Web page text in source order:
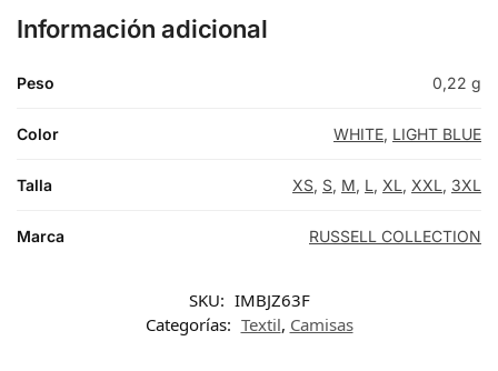
Información adicional
Peso 0,22 g
Color WHITE, LIGHT BLUE
Talla XS, S, M, L, XL, XXL, 3XL
Marca RUSSELL COLLECTION
SKU: IMBJZ63F
Categorías: Textil, Camisas